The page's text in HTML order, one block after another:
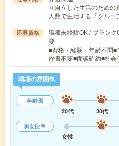
≪自立した生活のための
人数で生活する「グル
応募資格
職種未経験OK / ブラン
要
■資格・経験・年齢不問
歴書不要■面談確約■社
職場の雰囲気
年齢層
20代
30代
男女比率
女性